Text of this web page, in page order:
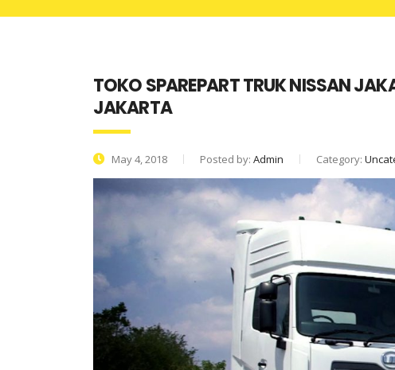
TOKO SPAREPART TRUK NISSAN
JAKARTA
May 4, 2018 Posted by: Admin Category: